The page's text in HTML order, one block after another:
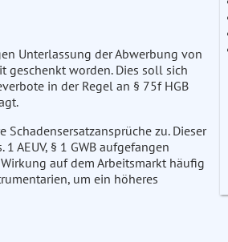
Unterlassung der Abwerbung von
geschenkt worden. Dies soll sich
in der Regel an § 75f HGB
zu. Dieser
AEUV, § 1 GWB aufgefangen
auf dem Arbeitsmarkt häufig
um ein höheres